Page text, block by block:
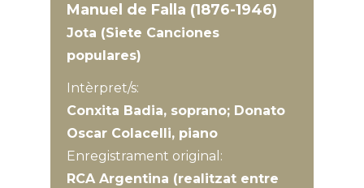
Manuel de Falla (1876-1946)
Jota (Siete Canciones
populares)
Intèrpret/s:
Conxita Badia, soprano; Donato
Oscar Colacelli, piano
Enregistrament original:
RCA Argentina (realitzat entre